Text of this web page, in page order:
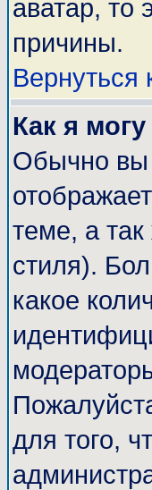
аватар, то
причины.
Вернуться
Как я
Обычно вы
теме, а
стиля).
какое
для того,